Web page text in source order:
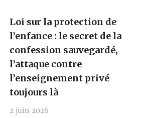
Loi sur la protection de
l’enfance : le secret de la
confession sauvegardé,
l’attaque contre
l’enseignement privé
toujours là
2 juin 2026